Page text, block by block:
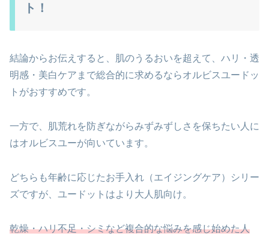
ト！
結論からお伝えすると、肌のうるおいを超えて、ハリ・透
明感・美白ケアまで総合的に求めるならオルビスユードッ
トがおすすめです。
一方で、肌荒れを防ぎながらみずみずしさを保ちたい人に
はオルビスユーが向いています。
どちらも年齢に応じたお手入れ（エイジングケア）シリー
ズですが、ユードットはより大人肌向け。
乾燥・ハリ不足・シミなど複合的な悩みを感じ始めた人